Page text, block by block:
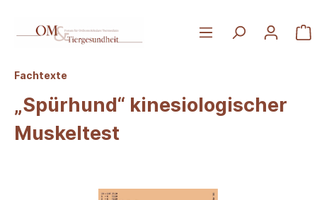
Fachtexte
„Spürhund“ kinesiologischer
Muskeltest